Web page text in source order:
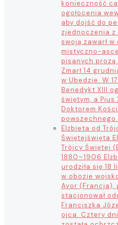
konieczność
ogołocenia
aby dojść do
zjednoczenia z
swoją zawarł w
mistyczno-
pisanych prozą
Zmarł 14
w Ubedzie. W
Benedykt XIII
świętym, a Pius
Doktorem
powszechnego.
Elżbieta od
Świętejświęta
Trójcy Świętej
1880–1906
urodziła się 18
w obozie
Avor (Francja),
stacjonował
Franciszka
ojca. Cztery